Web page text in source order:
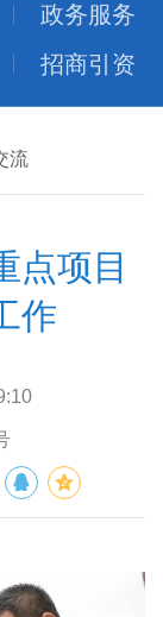
政务服务
招商引资
流
点项目
作